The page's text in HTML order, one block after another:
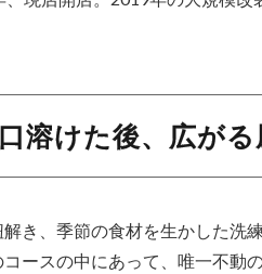
溶けた後、広がる
き、季節の食材を生かした洗
ースの中にあって、唯一不動